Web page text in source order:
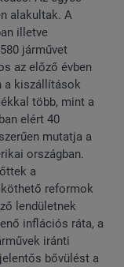
alakultak. A
illetve
járművet
az előző évben
a kiszállítások
több, mint a
elért 40
mutatja a
országban.
a
reformok
lendületnek
inflációs ráta, a
iránti
bővülést a